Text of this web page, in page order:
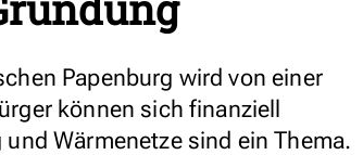
Papenburg wird von einer
können sich finanziell
Wärmenetze sind ein Thema.